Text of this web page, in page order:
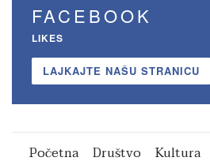
FACEBOOK
LIKES
LAJKAJTE NAŠU STRANICU
Početna Društvo Kultura